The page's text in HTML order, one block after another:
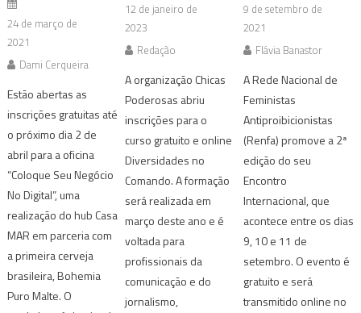
24 de março de
2021
Dami Cerqueira
Estão abertas as
inscrições gratuitas até
o próximo dia 2 de
abril para a oficina
“Coloque Seu Negócio
No Digital”, uma
realização do hub Casa
MAR em parceria com
a primeira cerveja
brasileira, Bohemia
Puro Malte. O
12 de janeiro de
2023
Redação
A organização Chicas
Poderosas abriu
inscrições para o
curso gratuito e online
Diversidades no
Comando. A formação
será realizada em
março deste ano e é
voltada para
profissionais da
comunicação e do
jornalismo,
9 de setembro de
2021
Flávia Banastor
A Rede Nacional de
Feministas
Antiproibicionistas
(Renfa) promove a 2ª
edição do seu
Encontro
Internacional, que
acontece entre os dias
9, 10 e 11 de
setembro. O evento é
gratuito e será
transmitido online no